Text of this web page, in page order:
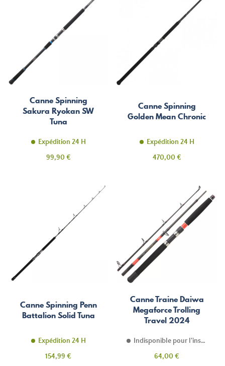
Canne Spinning
Sakura Ryokan SW
Tuna
Expédition 24 H
Prix
99,90 €
Canne Spinning
Golden Mean Chronic
Expédition 24 H
Prix
470,00 €
Canne Spinning Penn
Battalion Solid Tuna
Expédition 24 H
Prix
154,99 €
Canne Traine Daiwa
Megaforce Trolling
Travel 2024
Indisponible pour l'instant
Prix
64,00 €